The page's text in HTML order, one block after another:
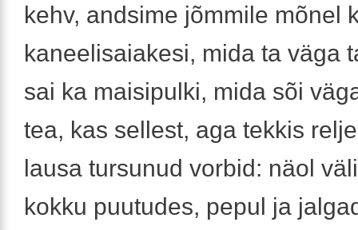
kehv, andsime jõmmile mõnel
kaneelisaiakesi, mida ta väga
sai ka maisipulki, mida sõi
tea, kas sellest, aga tekkis
lausa tursunud vorbid: näol
kokku puutudes, pepul ja